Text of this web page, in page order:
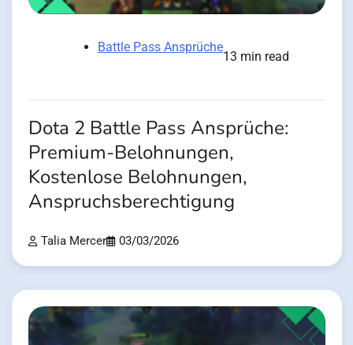
Battle Pass Ansprüche
13 min read
Dota 2 Battle Pass Ansprüche:
Premium-Belohnungen,
Kostenlose Belohnungen,
Anspruchsberechtigung
Talia Mercer 03/03/2026